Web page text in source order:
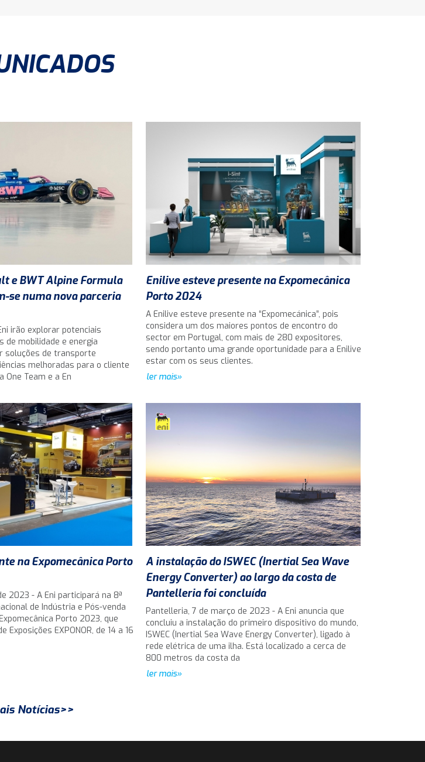
e BWT Alpine Formula
se numa nova parceria
irão explorar potenciais
de mobilidade e energia
soluções de transporte
melhoradas para o cliente
One Team e a En
Enilive esteve presente na Expomecânica
Porto 2024
A Enilive esteve presente na “Expomecánica”, pois
considera um dos maiores pontos de encontro do
sector em Portugal, com mais de 280 expositores,
sendo portanto uma grande oportunidade para a Enilive
estar com os seus clientes.
ler mais»
na Expomecânica Porto
2023 - A Eni participará na 8ª
de Indústria e Pós-venda
Porto 2023, que
Exposições EXPONOR, de 14 a 16
A instalação do ISWEC (Inertial Sea Wave
Energy Converter) ao largo da costa de
Pantelleria foi concluída
Pantelleria, 7 de março de 2023 - A Eni anuncia que
concluiu a instalação do primeiro dispositivo do mundo,
ISWEC (Inertial Sea Wave Energy Converter), ligado à
rede elétrica de uma ilha. Está localizado a cerca de
800 metros da costa da
ler mais»
Notícias>>